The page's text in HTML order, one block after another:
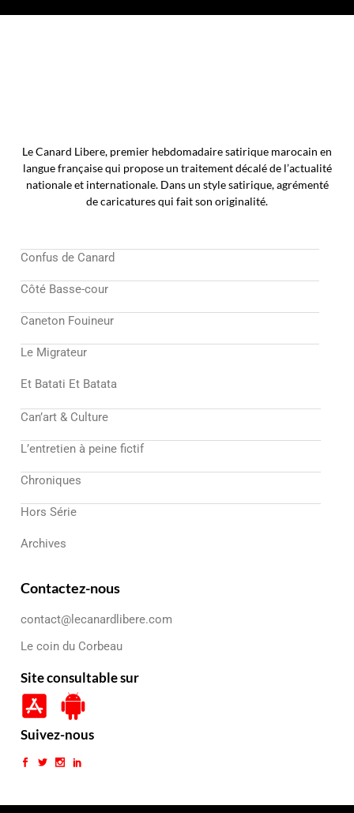
Le Canard Libere, premier hebdomadaire satirique marocain en
langue française qui propose un traitement décalé de l’actualité
nationale et internationale. Dans un style satirique, agrémenté
de caricatures qui fait son originalité.
Confus de Canard
Côté Basse-cour
Caneton Fouineur
Le Migrateur
Et Batati Et Batata
Can’art & Culture
L’entretien à peine fictif
Chroniques
Hors Série
Archives
Contactez-nous
contact@lecanardlibere.com
Le coin du Corbeau
Site consultable sur
Suivez-nous